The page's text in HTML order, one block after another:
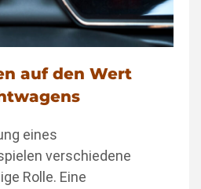
auf den Wert
eines
verschiedene
Rolle. Eine